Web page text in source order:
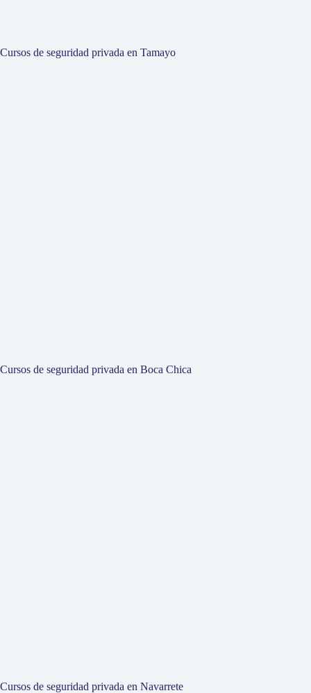
Cursos de seguridad privada en Tamayo
Cursos de seguridad privada en Boca Chica
Cursos de seguridad privada en Navarrete